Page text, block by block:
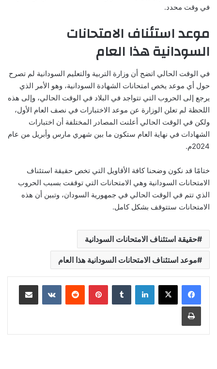
في وقت محدد.
موعد استئناف الامتحانات
السودانية هذا العام
في الوقت الحالي اتضح أن وزارة التربية والتعليم السودانية لم تصرح
حول أي موعد يخص امتحانات الشهادة السودانية، وهو الأمر الذي
يرجع إلى الحروب التي تتواجد في البلاد في الوقت الحالي، وإلى هذه
اللحظة لم تعلن الوزارة عن موعد الاختبارات في نصف العام الأول،
ولكن في الوقت الحالي أعلنت المصادر المختلفة أن اختبارات
الشهادات في نهاية العام ستكون ما بين شهري مارس وأبريل من عام
2024م.
ختامًا قد نكون وضحنا كافة الأقاويل التي تخص حقيقة استئناف
الامتحانات السودانية وهي الامتحانات التي توقفت بسبب الحروب
الذي تتم في الوقت الحالي في جمهورية السودان، وتبين أن هذه
الامتحانات ستتوقف بشكل كامل.
حقيقة استئناف الامتحانات السودانية
موعد استئناف الامتحانات السودانية هذا العام
لينكدإن بينتيريست